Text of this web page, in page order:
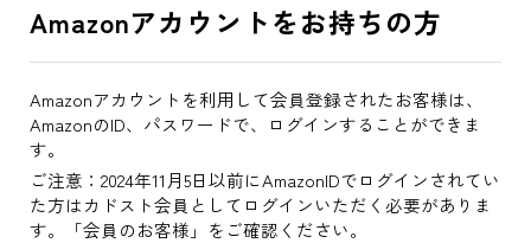
Amazonアカウントをお持ちの方
Amazonアカウントを利用して会員登録されたお客様は、
AmazonのID、パスワードで、ログインすることができま
す。
ご注意：2024年11月5日以前にAmazonIDでログインされてい
た方はカドスト会員としてログインいただく必要がありま
す。「会員のお客様」をご確認ください。